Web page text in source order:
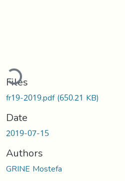
Files
fr19-2019.pdf(650.21 KB)
Date
2019-07-15
Authors
GRINE Mostefa